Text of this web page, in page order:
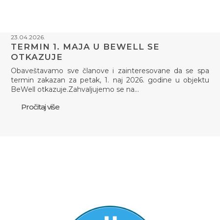
23.04.2026.
TERMIN 1. MAJA U BEWELL SE
OTKAZUJE
Obaveštavamo sve članove i zainteresovane da se spa
termin zakazan za petak, 1. naj 2026. godine u objektu
BeWell otkazuje.Zahvaljujemo se na…
Pročitaj više